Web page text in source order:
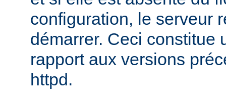
configuration, le serveur
démarrer. Ceci constitue
rapport aux versions
httpd.